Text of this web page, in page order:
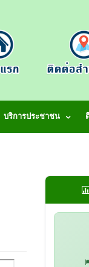
บริการประชาชน